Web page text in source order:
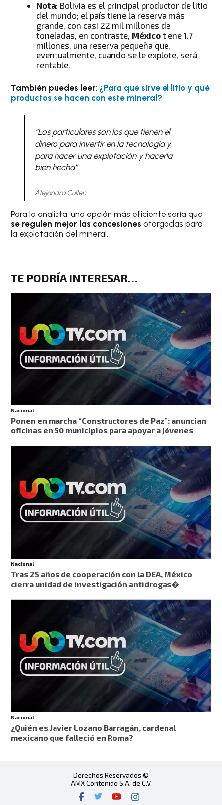
Nota: Bolivia es el principal productor de litio
del mundo; el país tiene la reserva más
grande, con casi 22 mil millones de
toneladas, en contraste, Méxicotiene 1.7
millones, una reserva pequeña que,
eventualmente, cuando se le explote, será
rentable.
También puedes leer: ¿Para qué sirve el litio y qué
productos se hacen con este mineral?
“Los particulares son los que tienen el
dinero para invertir en la tecnología y
para hacer una explotación y hacerla
bien hecha”.
Alejandra Cullen
Para la analista, una opción más eficiente sería que
se regulen mejor las concesiones otorgadas para
la explotación del mineral.
TE PODRÍA INTERESAR…
Nacional
Ponen en marcha “Constructores de Paz”: anuncian
oficinas en 50 municipios para apoyar a jóvenes
Nacional
Tras 25 años de cooperación con la DEA, México
cierra unidad de investigación antidrogas�
Nacional
¿Quién es Javier Lozano Barragán, cardenal
mexicano que falleció en Roma?
Derechos Reservados ©
AMX Contenido S.A. de C.V.